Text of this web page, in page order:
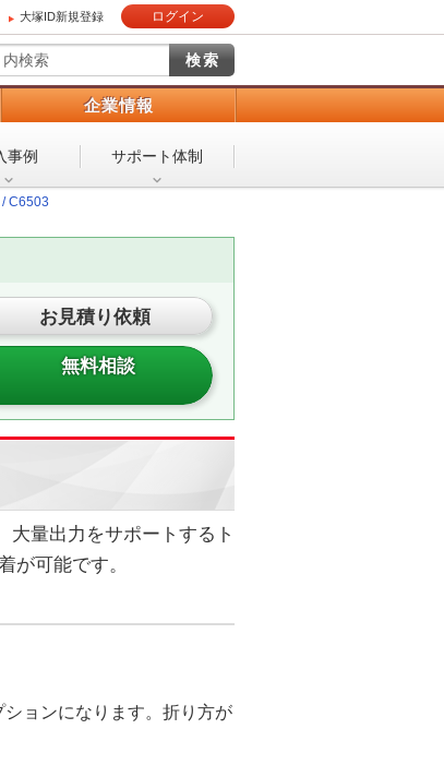
大塚ID新規登録 ログイン
企業情報
事例 サポート体制
C6503
お見積り依頼
無料相談
大量出力をサポートするト
が可能です。
ョンになります。折り方が